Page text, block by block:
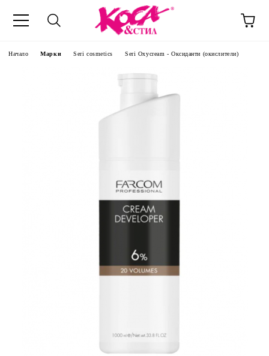
Начало Марки Seri cosmetics Seri Oxycream - Оксиданти (окислители)